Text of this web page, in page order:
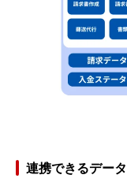
連携できるデータ